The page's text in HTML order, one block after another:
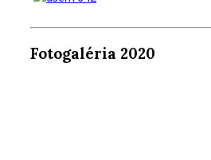
Fotogaléria 2020